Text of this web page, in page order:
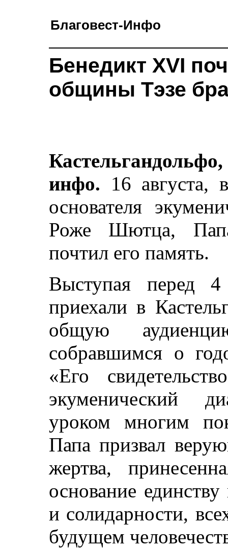
Благовест-Инфо
Бенедикт XVI
общины Тэзе
инфо. 16 августа,
основателя
Роже Шютца,
почтил его память.
Выступая перед
приехали в
общую
собравшимся о
«Его
экуменический
уроком многим
Папа призвал
жертва,
основание
и солидарности,
будущем